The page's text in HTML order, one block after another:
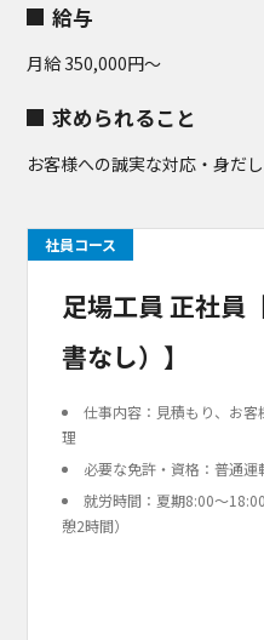
給与
月給 350,000円～
求められること
お客様への誠実な対応・身だ
社員コース
足場工員 正社員
書なし）】
仕事内容：見積もり、お
理
必要な免許・資格：普通運
就労時間：夏期8:00〜
憩2時間）